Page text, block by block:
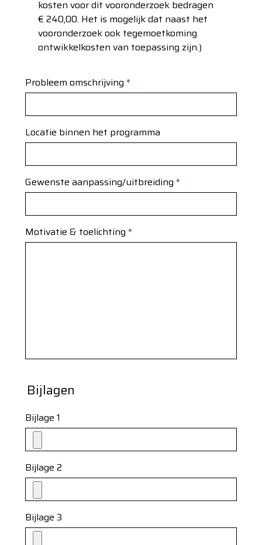
kosten voor dit vooronderzoek bedragen
€ 240,00. Het is mogelijk dat naast het
vooronderzoek ook tegemoetkoming
ontwikkelkosten van toepassing zijn.)
Probleem omschrijving *
Locatie binnen het programma
Gewenste aanpassing/uitbreiding *
Motivatie & toelichting *
Bijlagen
Bijlage 1
Bijlage 2
Bijlage 3